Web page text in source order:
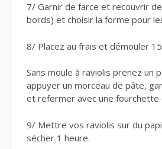
7/ Garnir de farce et recouvrir
bords) et choisir la forme pour
8/ Placez au frais et démouler
Sans moule à raviolis prenez un
appuyer un morceau de pâte,
et refermer avec une fourchette
9/ Mettre vos raviolis sur du
sécher 1 heure.